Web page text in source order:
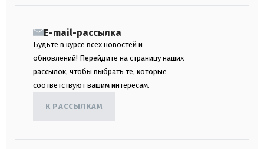
E-mail-рассылка
Будьте в курсе всех новостей и
обновлений! Перейдите на страницу наших
рассылок, чтобы выбрать те, которые
соответствуют вашим интересам.
К РАССЫЛКАМ